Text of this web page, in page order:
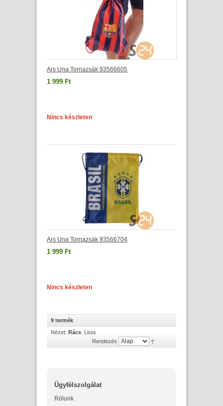
Ars Una Tornazsák 93566605
1 999 Ft
Nincs készleten
Ars Una Tornazsák 93566704
1 999 Ft
Nincs készleten
9 termék
Nézet: Rács Lista
Rendezés
Ügyfélszolgálat
Rólunk